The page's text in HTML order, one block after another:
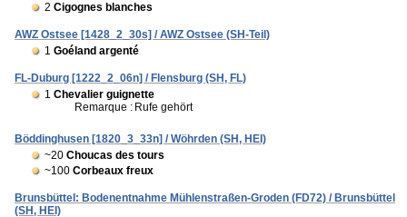
2 Cigognes blanches
AWZ Ostsee [1428_2_30s] / AWZ Ostsee (SH-Teil)
1 Goéland argenté
FL-Duburg [1222_2_06n] / Flensburg (SH, FL)
1 Chevalier guignette
Remarque : Rufe gehört
Böddinghusen [1820_3_33n] / Wöhrden (SH, HEI)
~20 Choucas des tours
~100 Corbeaux freux
Brunsbüttel: Bodenentnahme Mühlenstraßen-Groden (FD72) / Brunsbüttel
(SH, HEI)